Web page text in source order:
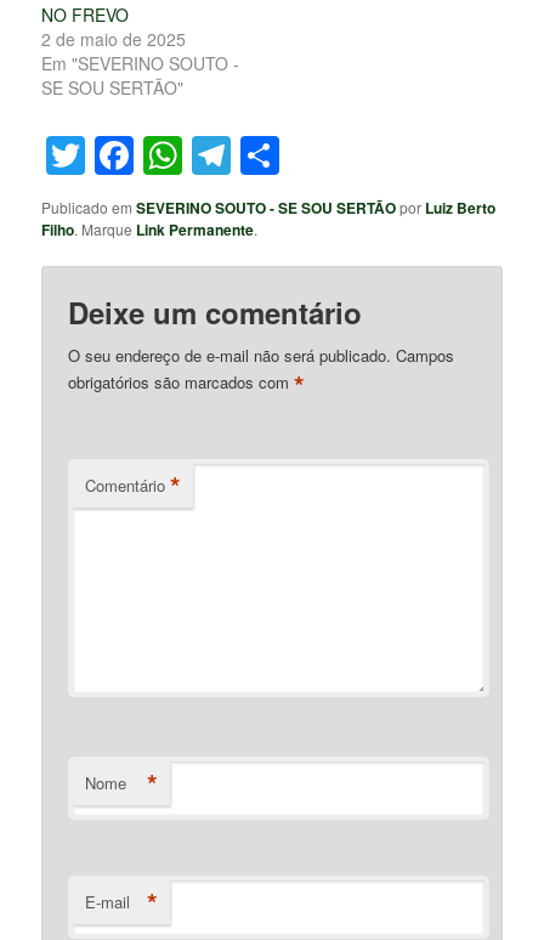
NO FREVO
2 de maio de 2025
Em "SEVERINO SOUTO -
SE SOU SERTÃO"
Twitter
Facebook
WhatsApp
Telegram
Publicado emSEVERINO SOUTO - SE SOU SERTÃOpor Luiz Berto
Filho. Marque Link Permanente.
Deixe um comentário
O seu endereço de e-mail não será publicado. Campos
obrigatórios são marcados com*
Comentário *
Nome *
E-mail *